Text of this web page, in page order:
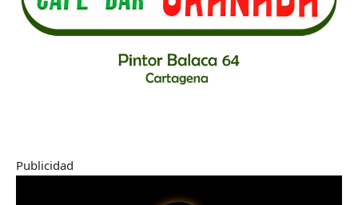
Publicidad